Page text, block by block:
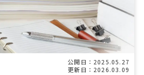
公開日：2025.05.27
更新日：2026.03.09